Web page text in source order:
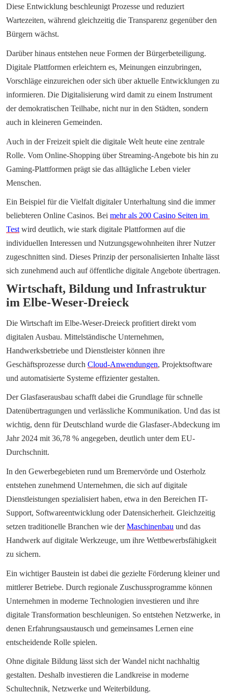
Diese Entwicklung beschleunigt Prozesse und reduziert
Wartezeiten, während gleichzeitig die Transparenz gegenüber den
Bürgern wächst.
Darüber hinaus entstehen neue Formen der Bürgerbeteiligung.
Digitale Plattformen erleichtern es, Meinungen einzubringen,
Vorschläge einzureichen oder sich über aktuelle Entwicklungen zu
informieren. Die Digitalisierung wird damit zu einem Instrument
der demokratischen Teilhabe, nicht nur in den Städten, sondern
auch in kleineren Gemeinden.
Auch in der Freizeit spielt die digitale Welt heute eine zentrale
Rolle. Vom Online-Shopping über Streaming-Angebote bis hin zu
Gaming-Plattformen prägt sie das alltägliche Leben vieler
Menschen.
Ein Beispiel für die Vielfalt digitaler Unterhaltung sind die immer
beliebteren Online Casinos. Bei mehr als 200 Casino Seiten im
Test wird deutlich, wie stark digitale Plattformen auf die
individuellen Interessen und Nutzungsgewohnheiten ihrer Nutzer
zugeschnitten sind. Dieses Prinzip der personalisierten Inhalte lässt
sich zunehmend auch auf öffentliche digitale Angebote übertragen.
Wirtschaft, Bildung und Infrastruktur
im Elbe-Weser-Dreieck
Die Wirtschaft im Elbe-Weser-Dreieck profitiert direkt vom
digitalen Ausbau. Mittelständische Unternehmen,
Handwerksbetriebe und Dienstleister können ihre
Geschäftsprozesse durch Cloud-Anwendungen, Projektsoftware
und automatisierte Systeme effizienter gestalten.
Der Glasfaserausbau schafft dabei die Grundlage für schnelle
Datenübertragungen und verlässliche Kommunikation. Und das ist
wichtig, denn für Deutschland wurde die Glasfaser-Abdeckung im
Jahr 2024 mit 36,78 % angegeben, deutlich unter dem EU-
Durchschnitt.
In den Gewerbegebieten rund um Bremervörde und Osterholz
entstehen zunehmend Unternehmen, die sich auf digitale
Dienstleistungen spezialisiert haben, etwa in den Bereichen IT-
Support, Softwareentwicklung oder Datensicherheit. Gleichzeitig
setzen traditionelle Branchen wie der Maschinenbau und das
Handwerk auf digitale Werkzeuge, um ihre Wettbewerbsfähigkeit
zu sichern.
Ein wichtiger Baustein ist dabei die gezielte Förderung kleiner und
mittlerer Betriebe. Durch regionale Zuschussprogramme können
Unternehmen in moderne Technologien investieren und ihre
digitale Transformation beschleunigen. So entstehen Netzwerke, in
denen Erfahrungsaustausch und gemeinsames Lernen eine
entscheidende Rolle spielen.
Ohne digitale Bildung lässt sich der Wandel nicht nachhaltig
gestalten. Deshalb investieren die Landkreise in moderne
Schultechnik, Netzwerke und Weiterbildung.